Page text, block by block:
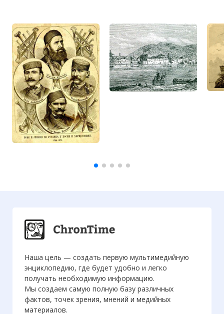
Наша цель — создать первую мультимедийную
энциклопедию, где будет удобно и легко
получать необходимую информацию.
Мы создаем самую полную базу различных
фактов, точек зрения, мнений и медийных
материалов.